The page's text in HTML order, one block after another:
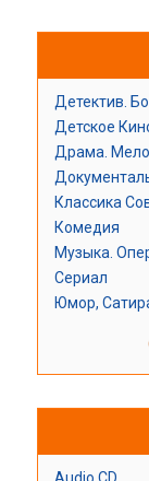
Детектив.
Детское
Драма.
Классика
Комедия
Музыка.
Сериал
Юмор,